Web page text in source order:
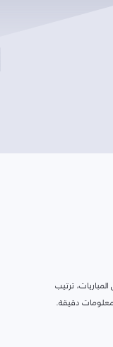
ترتيب
دقيقة.